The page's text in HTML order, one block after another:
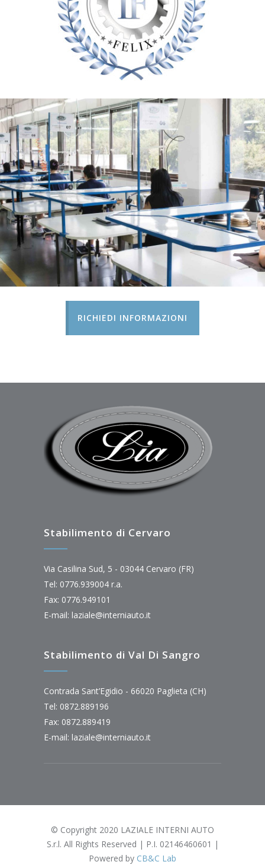
RICHIEDI INFORMAZIONI
Stabilimento di Cervaro
Via Casilina Sud, 5 - 03044 Cervaro (FR)
Tel: 0776.939004 r.a.
Fax: 0776.949101
E-mail: laziale@interniauto.it
Stabilimento di Val Di Sangro
Contrada Sant’Egidio - 66020 Paglieta (CH)
Tel: 0872.889196
Fax: 0872.889419
E-mail: laziale@interniauto.it
© Copyright 2020 LAZIALE INTERNI AUTO
S.r.l. All Rights Reserved | P.I. 02146460601 |
Powered by CB&C Lab